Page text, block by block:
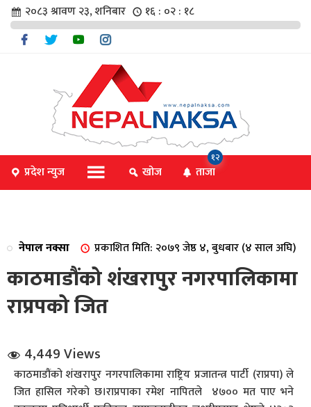
२०८३ श्रावण २३, शनिबार १६ : ०२ : १९
प्रदेश न्युज खोज ताजा
१२
नेपाल नक्सा प्रकाशित मिति: २०७९ जेष्ठ ४, बुधबार (४ साल अघि)
काठमाडौंको शंखरापुर नगरपालिकामा
राप्रपको जित
4,449 Views
काठमाडौंको शंखरापुर नगरपालिकामा राष्ट्रिय प्रजातन्त्र पार्टी (राप्रपा) ले
जित हासिल गरेको छ।राप्रपाका रमेश नापितले ४७०० मत पाए भने